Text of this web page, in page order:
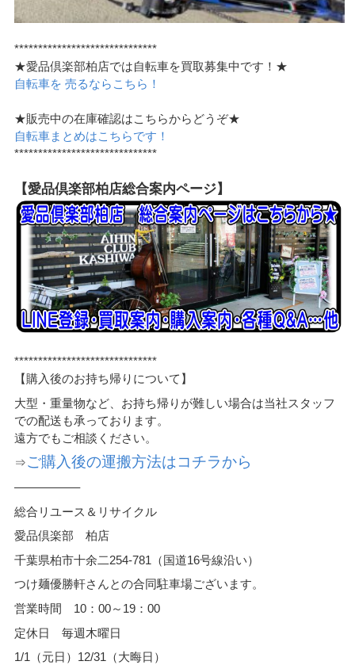
******************************
★愛品倶楽部柏店では自転車を買取募集中です！★
自転車を 売るならこちら！
★販売中の在庫確認はこちらからどうぞ★
自転車まとめはこちらです！
******************************
【愛品倶楽部柏店総合案内ページ】
******************************
【購入後のお持ち帰りについて】
大型・重量物など、お持ち帰りが難しい場合は当社スタッフ
での配送も承っております。
遠方でもご相談ください。
⇒ご購入後の運搬方法はコチラから
—————–
総合リユース＆リサイクル
愛品倶楽部 柏店
千葉県柏市十余二254-781（国道16号線沿い）
つけ麺優勝軒さんとの合同駐車場ございます。
営業時間 10：00～19：00
定休日 毎週木曜日
1/1（元日）12/31（大晦日）